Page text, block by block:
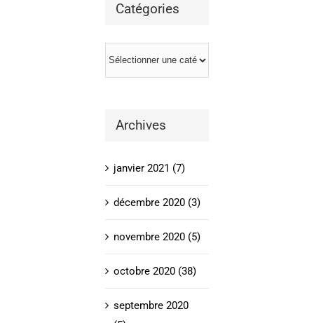
Catégories
Archives
janvier 2021 (7)
décembre 2020 (3)
novembre 2020 (5)
octobre 2020 (38)
septembre 2020